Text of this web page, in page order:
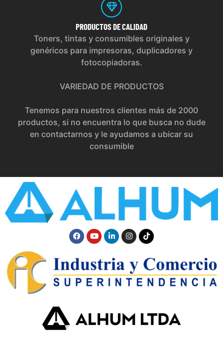
PRODUCTOS DE CALIDAD
Toners, tintas y consumibles originales y
genéricos para impresoras, duplicadores y
fotocopiadoras.
VARIEDAD DE PRODUCTOS
Tenemos para nuestros clientes más de 2000
productos, si no encuentra lo que busca no dude
en contactarnos y le ayudamos a ubicar su
consumible